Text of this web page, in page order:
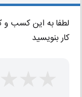
لطفا به این کسب و
کار بنویسید